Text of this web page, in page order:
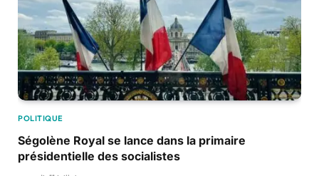
POLITIQUE
Ségolène Royal se lance dans la primaire
présidentielle des socialistes